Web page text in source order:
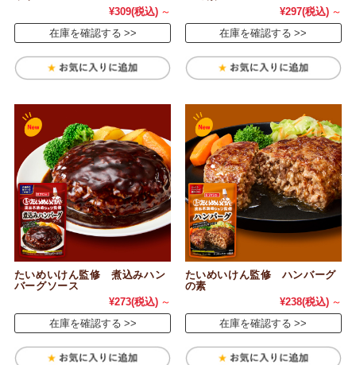
¥309(税込) ～
在庫を確認する
¥297(税込) ～
在庫を確認する
たいめいけん監修 煮込みハン
バーグソース
¥273(税込) ～
在庫を確認する
たいめいけん監修 ハンバーグ
の素
¥238(税込) ～
在庫を確認する